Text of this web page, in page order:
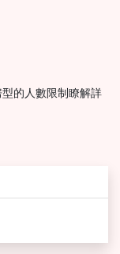
型的人數限制瞭解詳